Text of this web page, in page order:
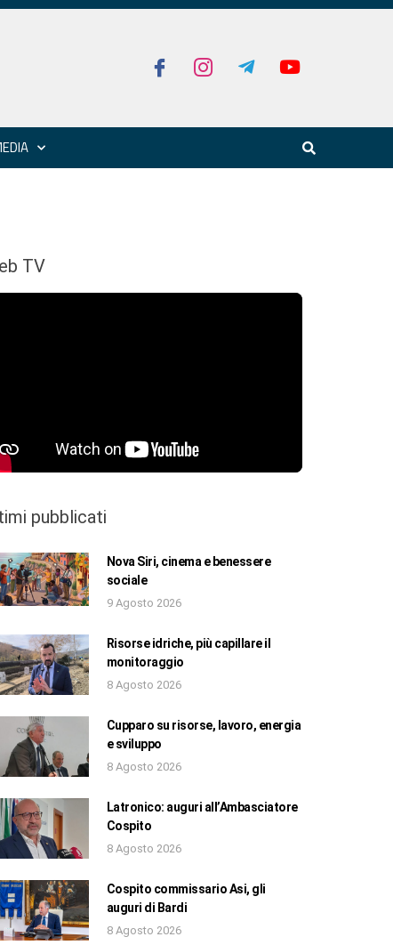
TV
pubblicati
Nova Siri, cinema e benessere
sociale
9 Agosto 2026
Risorse idriche, più capillare il
monitoraggio
8 Agosto 2026
Cupparo su risorse, lavoro, energia
e sviluppo
8 Agosto 2026
Latronico: auguri all’Ambasciatore
Cospito
8 Agosto 2026
Cospito commissario Asi, gli
auguri di Bardi
8 Agosto 2026